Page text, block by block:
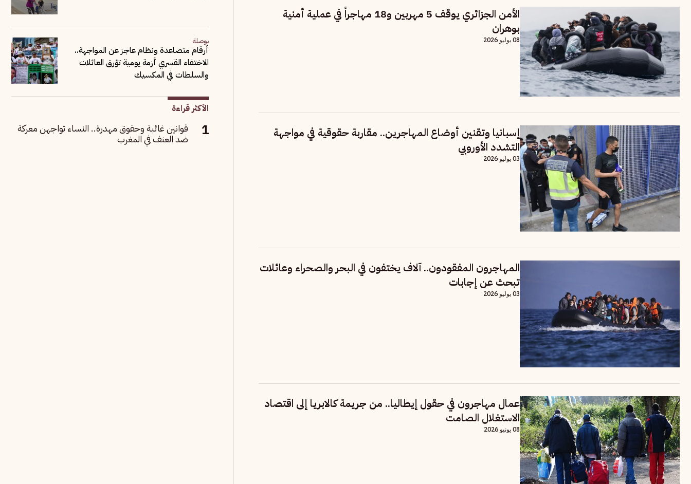
الأمن الجزائري يوقف 5 مهربين و18 مهاجراً في عملية أمنية
بوهران
08 يوليو 2026
إسبانيا وتقنين أوضاع المهاجرين.. مقاربة حقوقية في مواجهة
التشدد الأوروبي
03 يوليو 2026
المهاجرون المفقودون.. آلاف يختفون في البحر والصحراء وعائلات
تبحث عن إجابات
03 يوليو 2026
عمال مهاجرون في حقول إيطاليا.. من جريمة كالابريا إلى اقتصاد
الاستغلال الصامت
08 يونيو 2026
بوصلة
أرقام متصاعدة ونظام عاجز عن المواجهة..
الاختفاء القسري أزمة يومية تؤرق العائلات
والسلطات في المكسيك
الأكثر قراءة
قوانين غائبة وحقوق مهدرة.. النساء تواجهن معركة
ضد العنف في المغرب